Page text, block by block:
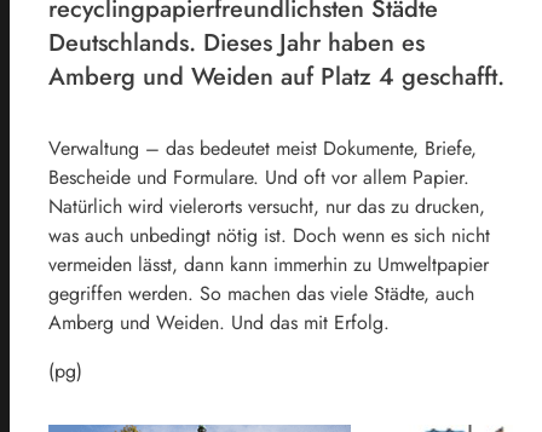
recyclingpapierfreundlichsten Städte
Deutschlands. Dieses Jahr haben es
Amberg und Weiden auf Platz 4 geschafft.
Verwaltung – das bedeutet meist Dokumente, Briefe,
Bescheide und Formulare. Und oft vor allem Papier.
Natürlich wird vielerorts versucht, nur das zu drucken,
was auch unbedingt nötig ist. Doch wenn es sich nicht
vermeiden lässt, dann kann immerhin zu Umweltpapier
gegriffen werden. So machen das viele Städte, auch
Amberg und Weiden. Und das mit Erfolg.
(pg)